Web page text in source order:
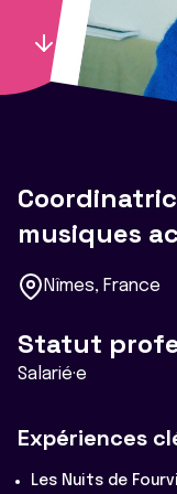
musiques
Nîmes, France
Statut
Salarié·e
Expériences
Les Nuits de